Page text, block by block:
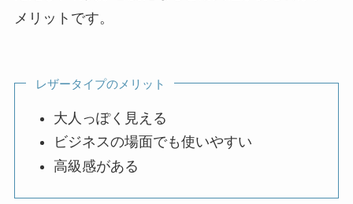
メリットです。
レザータイプのメリット
大人っぽく見える
ビジネスの場面でも使いやすい
高級感がある